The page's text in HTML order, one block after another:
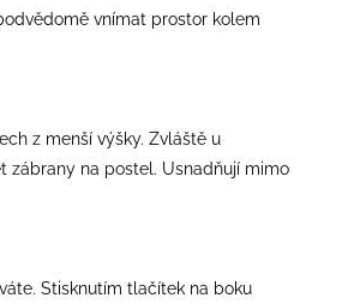
vnímat prostor kolem
z menší výšky. Zvláště u
zábrany na postel. Usnadňují mimo
Stisknutím tlačítek na boku